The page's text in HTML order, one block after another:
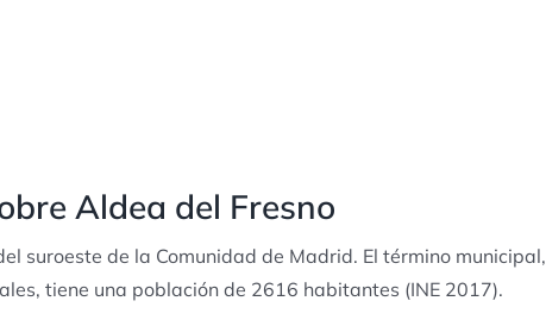
Aldea del Fresno
suroeste de la Comunidad de Madrid. El término municipal,
tiene una población de 2616 habitantes (INE 2017).